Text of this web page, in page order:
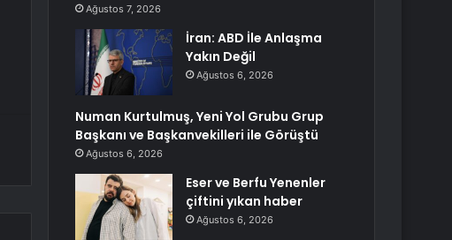
Ağustos 7, 2026
İran: ABD İle Anlaşma
Yakın Değil
Ağustos 6, 2026
Numan Kurtulmuş, Yeni Yol Grubu Grup
Başkanı ve Başkanvekilleri ile Görüştü
Ağustos 6, 2026
Eser ve Berfu Yenenler
çiftini yıkan haber
Ağustos 6, 2026